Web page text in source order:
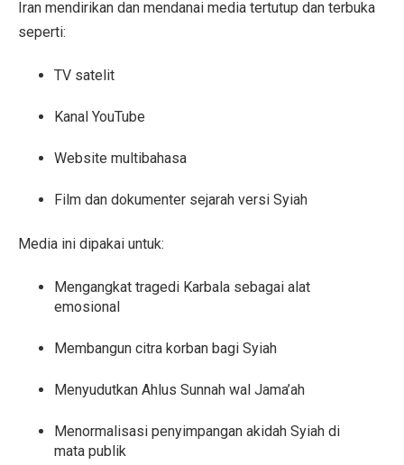
Iran mendirikan dan mendanai media tertutup dan terbuka
seperti:
TV satelit
Kanal YouTube
Website multibahasa
Film dan dokumenter sejarah versi Syiah
Media ini dipakai untuk:
Mengangkat tragedi Karbala sebagai alat
emosional
Membangun citra korban bagi Syiah
Menyudutkan Ahlus Sunnah wal Jama’ah
Menormalisasi penyimpangan akidah Syiah di
mata publik